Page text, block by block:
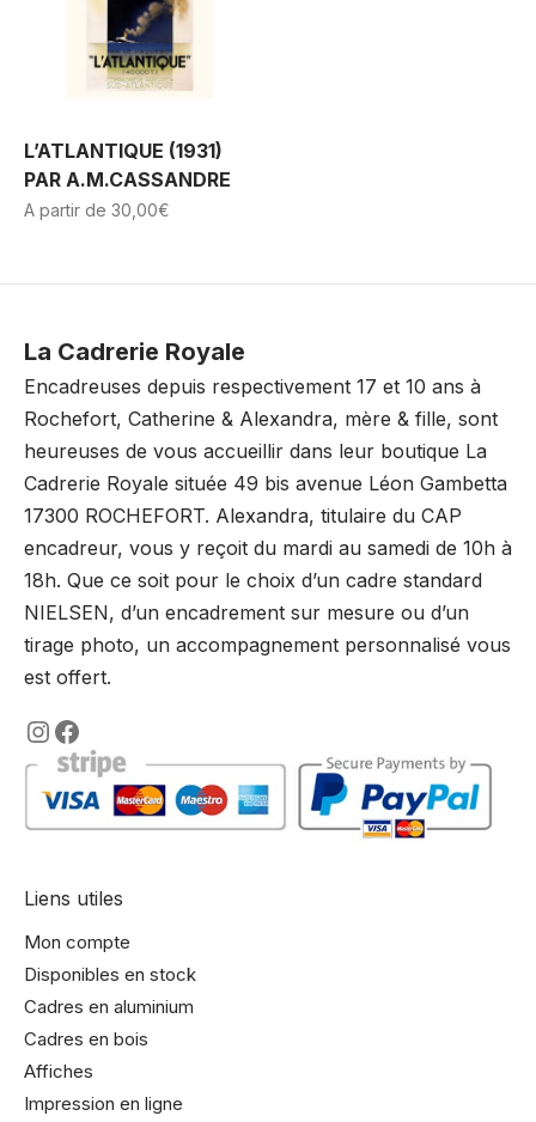
L’ATLANTIQUE (1931)
PAR A.M.CASSANDRE
A partir de 30,00€
variations.
Les
options
peuvent
être
choisies
sur
la
page
du
produit
La Cadrerie Royale
Encadreuses depuis respectivement 17 et 10 ans à
Rochefort, Catherine & Alexandra, mère & fille, sont
heureuses de vous accueillir dans leur boutique La
Cadrerie Royale située 49 bis avenue Léon Gambetta
17300 ROCHEFORT. Alexandra, titulaire du CAP
encadreur, vous y reçoit du mardi au samedi de 10h à
18h. Que ce soit pour le choix d’un cadre standard
NIELSEN, d’un encadrement sur mesure ou d’un
tirage photo, un accompagnement personnalisé vous
est offert.
https://www.instagram.com/
https://www.facebook.com/
Liens utiles
Mon compte
Disponibles en stock
Cadres en aluminium
Cadres en bois
Affiches
Impression en ligne